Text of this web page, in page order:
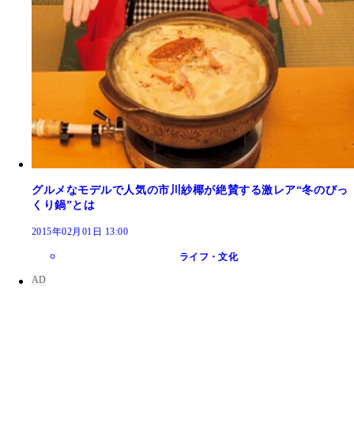
グルメなモデルで人気の市川紗椰が絶賛する激レア“冬のびっ
くり鍋”とは
2015年02月01日 13:00
ライフ・文化